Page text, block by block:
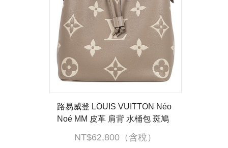
路易威登 LOUIS VUITTON Néo
Noé MM 皮革 肩背 水桶包 斑鳩
灰色/奶油色 M45555 斑鳩灰NE
ONOE MM 防塵袋/內袋/背帶2
NT$62,800（含稅）